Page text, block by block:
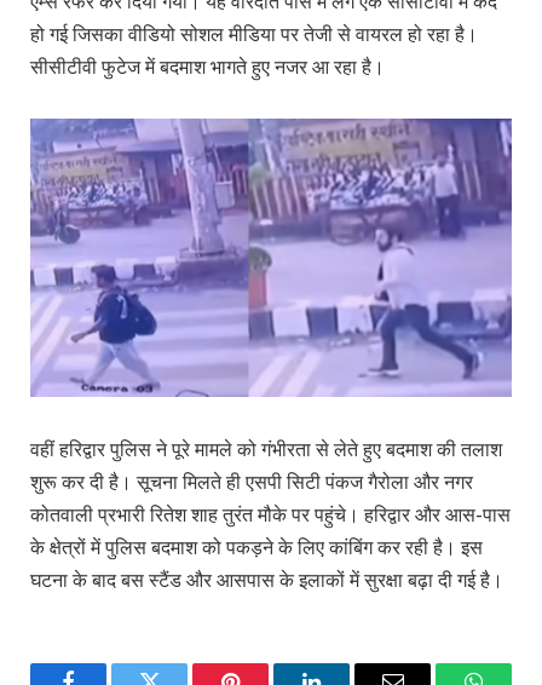
हो गई जिसका वीडियो सोशल मीडिया पर तेजी से वायरल हो रहा है।
सीसीटीवी फुटेज में बदमाश भागते हुए नजर आ रहा है।
वहीं हरिद्वार पुलिस ने पूरे मामले को गंभीरता से लेते हुए बदमाश की तलाश
शुरू कर दी है। सूचना मिलते ही एसपी सिटी पंकज गैरोला और नगर
कोतवाली प्रभारी रितेश शाह तुरंत मौके पर पहुंचे। हरिद्वार और आस-पास
के क्षेत्रों में पुलिस बदमाश को पकड़ने के लिए कांबिंग कर रही है। इस
घटना के बाद बस स्टैंड और आसपास के इलाकों में सुरक्षा बढ़ा दी गई है।